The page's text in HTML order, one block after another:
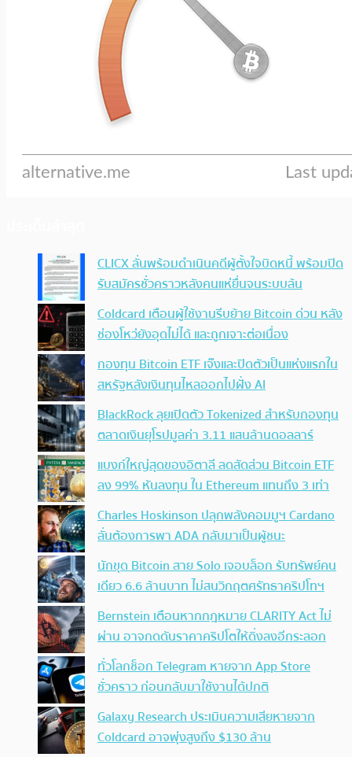
CLICX ลั่นพร้อมดำเนินคดีผู้ตั้งใจบิดหนี้ พร้อมปิด
รับสมัครชั่วคราวหลังคนแห่ยื่นจนระบบล้น
Coldcard เตือนผู้ใช้งานรีบย้าย Bitcoin ด่วน หลัง
ช่องโหว่ยังอุดไม่ได้ และถูกเจาะต่อเนื่อง
กองทุน Bitcoin ETF เจ๊งและปิดตัวเป็นแห่งแรกใน
สหรัฐหลังเงินทุนไหลออกไปฝั่ง AI
BlackRock ลุยเปิดตัว Tokenized สำหรับกองทุน
ตลาดเงินยุโรปมูลค่า 3.11 แสนล้านดอลลาร์
แบงก์ใหญ่สุดของอิตาลี ลดสัดส่วน Bitcoin ETF
ลง 99% หันลงทุน ใน Ethereum แทนถึง 3 เท่า
Charles Hoskinson ปลุกพลังคอมมูฯ Cardano
ลั่นต้องการพา ADA กลับมาเป็นผู้ชนะ
นักขุด Bitcoin สาย Solo เจอบล็อก รับทรัพย์คน
เดียว 6.6 ล้านบาท ไม่สนวิกฤตศรัทธาคริปโทฯ
Bernstein เตือนหากกฎหมาย CLARITY Act ไม่
ผ่าน อาจกดดันราคาคริปโตให้ดิ่งลงอีกระลอก
ทั่วโลกช็อก Telegram หายจาก App Store
ชั่วคราว ก่อนกลับมาใช้งานได้ปกติ
Galaxy Research ประเมินความเสียหายจาก
Coldcard อาจพุ่งสูงถึง $130 ล้าน